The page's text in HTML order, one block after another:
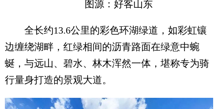
图源：好客山东
全长约13.6公里的彩色环湖绿道，如彩虹镶
边缠绕湖畔，红绿相间的沥青路面在绿意中蜿
蜒，与远山、碧水、林木浑然一体，堪称专为骑
行量身打造的景观大道。